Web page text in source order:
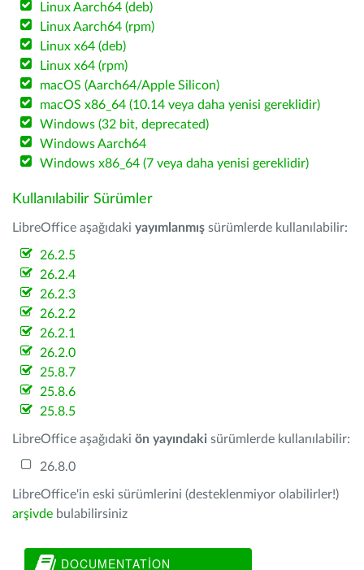
Linux Aarch64 (deb)
Linux Aarch64 (rpm)
Linux x64 (deb)
Linux x64 (rpm)
macOS (Aarch64/Apple Silicon)
macOS x86_64 (10.14 veya daha yenisi gereklidir)
Windows (32 bit, deprecated)
Windows Aarch64
Windows x86_64 (7 veya daha yenisi gereklidir)
Kullanılabilir Sürümler
LibreOffice aşağıdaki yayımlanmış sürümlerde kullanılabilir:
26.2.5
26.2.4
26.2.3
26.2.2
26.2.1
26.2.0
25.8.7
25.8.6
25.8.5
LibreOffice aşağıdaki ön yayındaki sürümlerde kullanılabilir:
26.8.0
LibreOffice'in eski sürümlerini (desteklenmiyor olabilirler!)
arşivde bulabilirsiniz
DOCUMENTATION